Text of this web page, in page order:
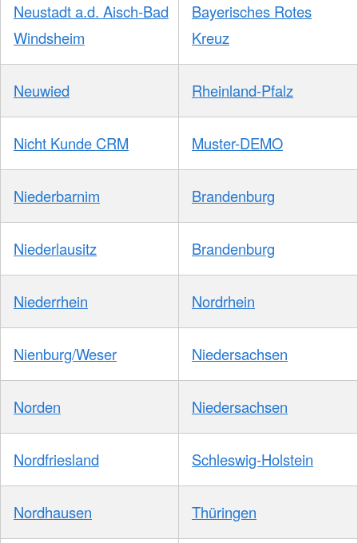
Neustadt a.d. Aisch-Bad
Windsheim
Bayerisches Rotes
Kreuz
Neuwied Rheinland-Pfalz
Nicht Kunde CRM Muster-DEMO
Niederbarnim Brandenburg
Niederlausitz Brandenburg
Niederrhein Nordrhein
Nienburg/Weser Niedersachsen
Norden Niedersachsen
Nordfriesland Schleswig-Holstein
Nordhausen Thüringen